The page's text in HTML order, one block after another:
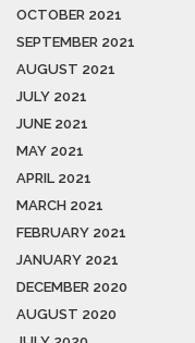
OCTOBER 2021
SEPTEMBER 2021
AUGUST 2021
JULY 2021
JUNE 2021
MAY 2021
APRIL 2021
MARCH 2021
FEBRUARY 2021
JANUARY 2021
DECEMBER 2020
AUGUST 2020